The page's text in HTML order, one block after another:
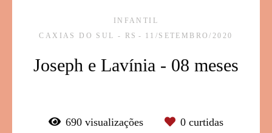
INFANTIL
CAXIAS DO SUL - RS
11/SETEMBRO/2020
Joseph e Lavínia - 08 meses
690 visualizações 0 curtidas